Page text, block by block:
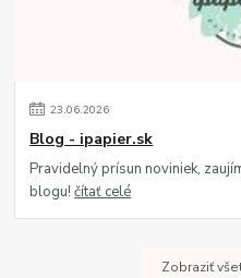
23.06.2026
Blog - ipapier.sk
Pravidelný prísun noviniek,
blogu!čítať celé
Zobraziť